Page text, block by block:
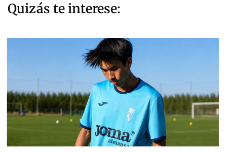
Quizás te interese: